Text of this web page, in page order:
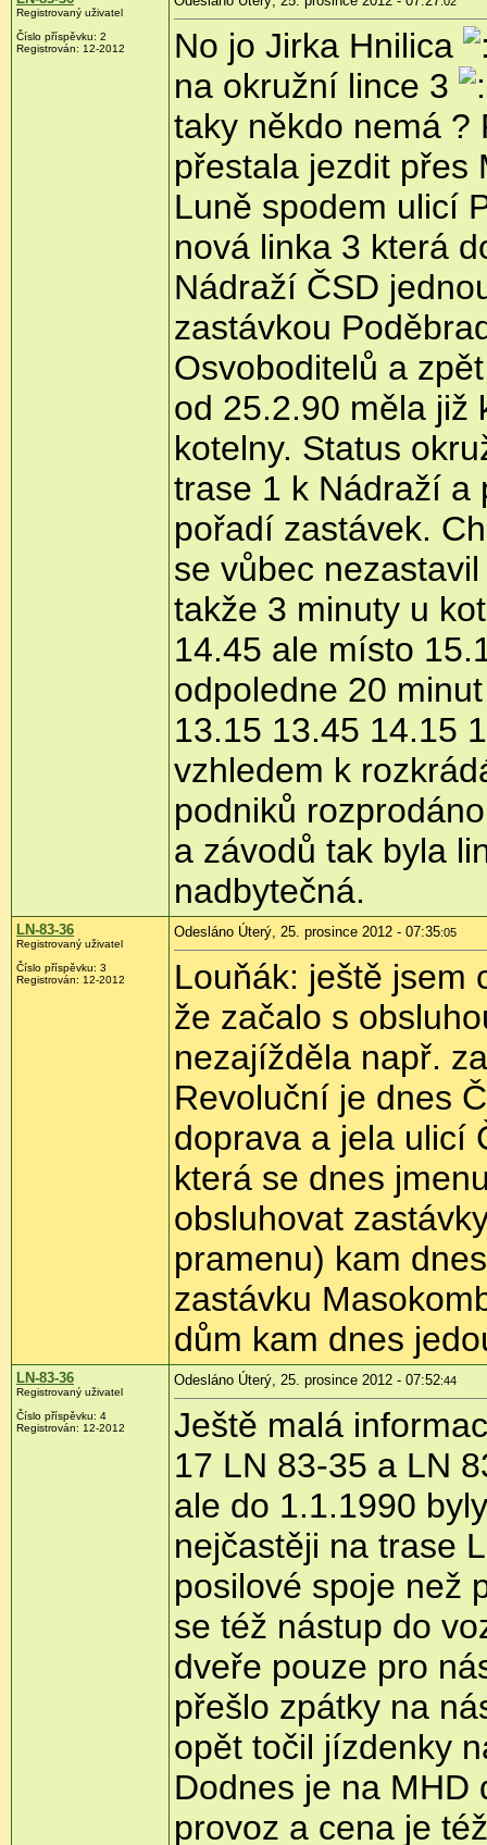
Registrovaný uživatel
Číslo příspěvku: 2
Registrován: 12-2012
No jo Jirka Hnilica
na okružní lince 3
taky někdo nemá ?
přestala jezdit přes
Luně spodem ulicí
nová linka 3 která
Nádraží ČSD
zastávkou
Osvoboditelů a
od 25.2.90 měla již
kotelny. Status
trase 1 k Nádraží a
pořadí zastávek.
se vůbec
takže 3 minuty u
14.45 ale místo
odpoledne 20
13.15 13.45 14.15
vzhledem k
podniků
a závodů tak byla
nadbytečná.
LN-83-36
Registrovaný uživatel
Číslo příspěvku: 3
Registrován: 12-2012
Odesláno Úterý, 25. prosince 2012 - 07:35:05
Louňák: ještě jsem
že začalo s
nezajížděla např.
Revoluční je dnes
doprava a jela ulicí
která se dnes
obsluhovat
pramenu) kam
zastávku
dům kam dnes
LN-83-36
Registrovaný uživatel
Číslo příspěvku: 4
Registrován: 12-2012
Odesláno Úterý, 25. prosince 2012 - 07:52:44
Ještě malá
17 LN 83-35 a LN
ale do 1.1.1990
nejčastěji na trase
posilové spoje než
se též nástup do
dveře pouze pro
přešlo zpátky na
opět točil jízdenky
Dodnes je na MHD
provoz a cena je